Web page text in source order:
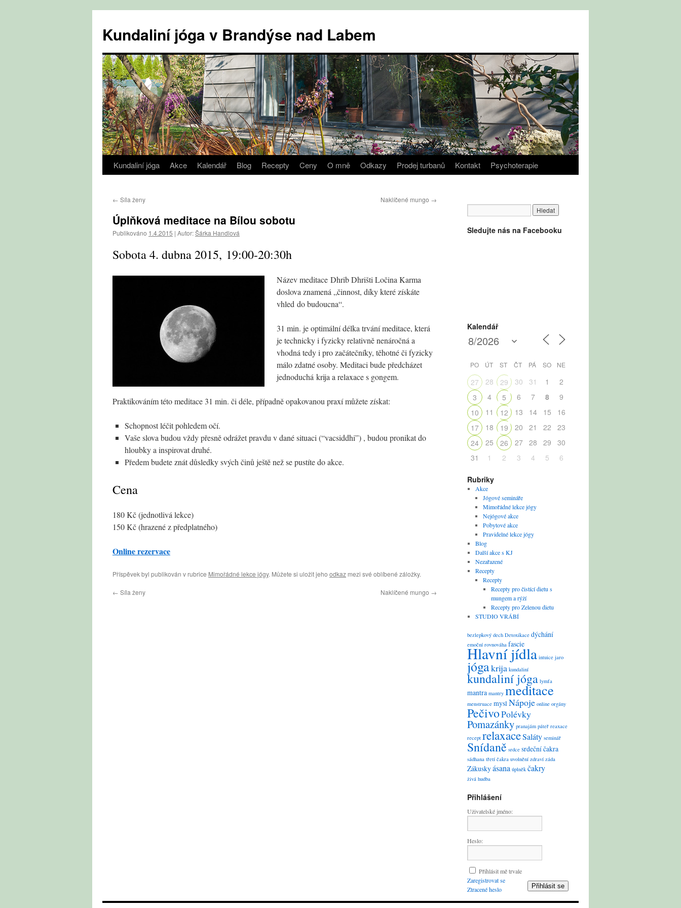
obsahu
webu
Kundaliní jóga v Brandýse nad Labem
Kundaliní jóga Akce Kalendář Blog Recepty Ceny O mně Odkazy Prodej turbanů Kontakt Psychoterapie
← Síla ženy Naklíčené mungo →
Úplňková meditace na Bílou sobotu
Publikováno 1.4.2015 | Autor:Šárka Handlová
Sobota 4. dubna 2015, 19:00-20:30h
Název meditace Dhrib Dhrišti Ločina Karma
doslova znamená „činnost, díky které získáte
vhled do budoucna“.
31 min. je optimální délka trvání meditace, která
je technicky i fyzicky relativně nenáročná a
vhodná tedy i pro začátečníky, těhotné či fyzicky
málo zdatné osoby. Meditaci bude předcházet
jednoduchá krija a relaxace s gongem.
Praktikováním této meditace 31 min. či déle, případně opakovanou praxí můžete získat:
Schopnost léčit pohledem očí.
Vaše slova budou vždy přesně odrážet pravdu v dané situaci (“vacsiddhi”) , budou pronikat do
hloubky a inspirovat druhé.
Předem budete znát důsledky svých činů ještě než se pustíte do akce.
Cena
180 Kč (jednotlivá lekce)
150 Kč (hrazené z předplatného)
Online rezervace
Příspěvek byl publikován v rubrice Mimořádné lekce jógy. Můžete si uložit jeho odkaz mezi své oblíbené záložky.
← Síla ženy Naklíčené mungo →
Sledujte nás na Facebooku
Kalendář
PO ÚT ST ČT PÁ SO NE
27 28 29 30 31 1
2
3
4 5 6 7 8
9
10
11 12 13 14 15
16
17
18 19 20 21 22
23
24
25 26 27 28 29
30
31
1 2 3 4 5 6
Rubriky
Akce
Jógové semináře
Mimořádné lekce jógy
Nejógové akce
Pobytové akce
Pravidelné lekce jógy
Blog
Další akce s KJ
Nezařazené
Recepty
Recepty
Recepty pro čistící dietu s
mungem a rýží
Recepty pro Zelenou dietu
STUDIO VRÁBÍ
bezlepkový dech Detoxikace dýchání
emoční rovnováha fascie
Hlavní jídla intuice jaro
jógakrija kundaliní
kundaliní jóga lymfa
mantra mantry meditace
menstruace myslNápoje online orgány
PečivoPolévky
Pomazánky pranajám páteř reaxace
recept relaxaceSaláty seminář
Snídaně srdce srdeční čakra
sádhana třetí čakra uvolnění zdraví záda
Zákuskyásana úplněk čakry
živá hudba
Přihlášení
Uživatelské jméno:
Heslo:
Přihlásit mě trvale
Přihlásit se
Zaregistrovat se
Ztracené heslo